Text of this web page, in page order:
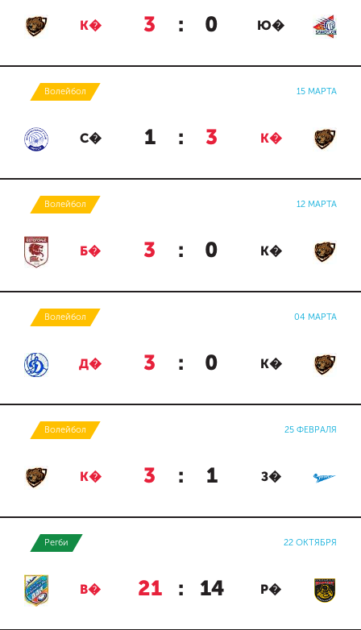
К� 3 : 0 Ю�
Волейбол 15 МАРТА
С� 1 : 3 К�
Волейбол 12 МАРТА
Б� 3 : 0 К�
Волейбол 04 МАРТА
Д� 3 : 0 К�
Волейбол 25 ФЕВРАЛЯ
К� 3 : 1 З�
Регби 22 ОКТЯБРЯ
В� 21 : 14 Р�